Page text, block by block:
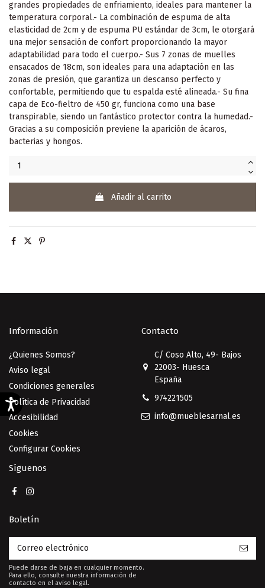
grandes propiedades de enfriamiento, ideales para mantener la
temperatura corporal.- La combinación de espuma de alta
elasticidad de 2cm y de espuma PU estándar de 3cm, le otorgará
una mejor sensación de confort proporcionando la mayor
adaptabilidad para todo el cuerpo.- Sus 7 zonas de muelles
ensacados de 18cm, son ideales para una adaptación en las
zonas de presión, que garantiza un descanso perfecto y
confortable, permitiendo que tu espalda esté alineada.- Su fina
capa de Eco-fieltro de 450 gr, funciona como una base
transpirable, siendo un fantástico protector contra la humedad.-
Gracias a su composición previene la aparición de ácaros,
bacterias y hongos.
Añadir al carrito
Información
¿Quienes Somos?
Aviso legal
Condiciones generales
Política de Privacidad
Accesibilidad
Cookies
Configurar Cookies
Contacto
C/ Coso Alto, 49- Bajos
22003- Huesca
España
974221505
info@mueblesarnal.es
Síguenos
Boletín
Puede darse de baja en cualquier momento.
Para ello, consulte nuestra información de
contacto en el aviso legal.